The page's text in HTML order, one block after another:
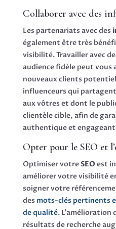
Collaborer avec des
Les partenariats avec des
également être très
visibilité. Travailler avec
audience fidèle peut vous
nouveaux clients
influenceurs qui
aux vôtres et dont le
clientèle cible, afin de
authentique et
Opter pour le SEO et
Optimiser votreSEOest
améliorer votre visibilité
soigner votre
des mots-clés pertinents
de qualité. L’amélioration
résultats de recherche